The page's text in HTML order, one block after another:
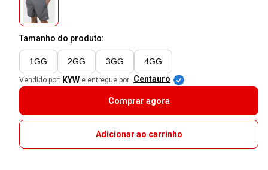
Tamanho do produto:
1GG 2GG 3GG 4GG
Vendido por: KYW e entregue por Centauro
Comprar agora
Adicionar ao carrinho